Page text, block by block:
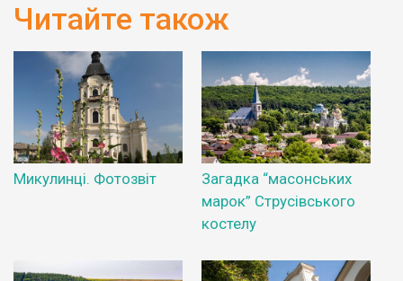
Читайте також
Микулинці. Фотозвіт
Загадка “масонських
марок” Струсівського
костелу